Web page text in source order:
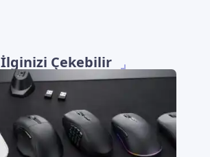
İlginizi Çekebilir